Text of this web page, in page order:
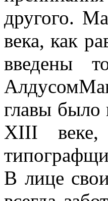
другого.
века, как
введены
главы было
XIII
В лице